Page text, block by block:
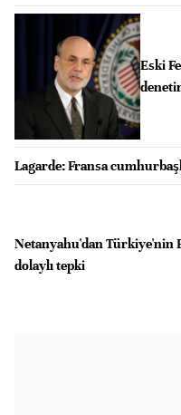
Eski
Lagarde: Fransa
Netanyahu'dan Türkiye'nin
dolaylı tepki